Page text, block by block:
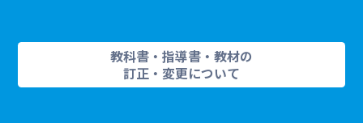
教科書・指導書・教材の
訂正・変更について